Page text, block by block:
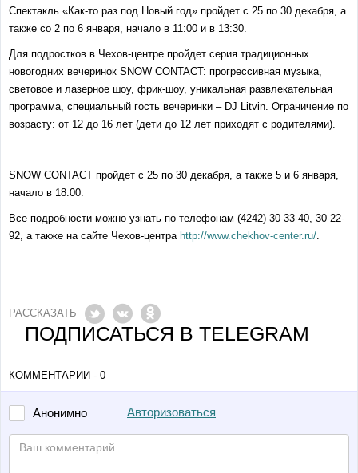
Спектакль «Как-то раз под Новый год» пройдет с 25 по 30 декабря, а
также со 2 по 6 января, начало в 11:00 и в 13:30.
Для подростков в Чехов-центре пройдет серия традиционных
новогодних вечеринок SNOW CONTACT: прогрессивная музыка,
световое и лазерное шоу, фрик-шоу, уникальная развлекательная
программа, специальный гость вечеринки – DJ Litvin. Ограничение по
возрасту: от 12 до 16 лет (дети до 12 лет приходят с родителями).
SNOW CONTACT пройдет с 25 по 30 декабря, а также 5 и 6 января,
начало в 18:00.
Все подробности можно узнать по телефонам (4242) 30-33-40, 30-22-
92, а также на сайте Чехов-центра http://www.chekhov-center.ru/
РАССКАЗАТЬ
ПОДПИСАТЬСЯ В TELEGRAM
КОММЕНТАРИИ - 0
Анонимно Авторизоваться